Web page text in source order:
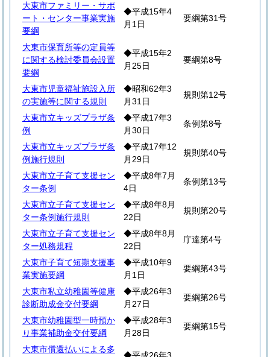
大東市ファミリー・サポ
ート・センター事業実施
要綱
◆平成15年4
月1日
要綱第31号
大東市保育所等の定員等
に関する検討委員会設置
要綱
◆平成15年2
月25日
要綱第8号
大東市児童福祉施設入所
の実施等に関する規則
◆昭和62年3
月31日
規則第12号
大東市立キッズプラザ条
例
◆平成17年3
月30日
条例第8号
大東市立キッズプラザ条
例施行規則
◆平成17年12
月29日
規則第40号
大東市立子育て支援セン
ター条例
◆平成8年7月
4日
条例第13号
大東市立子育て支援セン
ター条例施行規則
◆平成8年8月
22日
規則第20号
大東市立子育て支援セン
ター処務規程
◆平成8年8月
22日
庁達第4号
大東市子育て短期支援事
業実施要綱
◆平成10年9
月1日
要綱第43号
大東市私立幼稚園等健康
診断助成金交付要綱
◆平成26年3
月27日
要綱第26号
大東市幼稚園型一時預か
り事業補助金交付要綱
◆平成28年3
月28日
要綱第15号
大東市償還払いによる多